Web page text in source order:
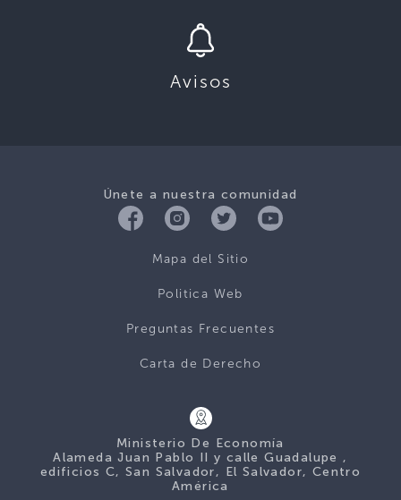
Avisos
Únete a nuestra comunidad
Mapa del Sitio
Politica Web
Preguntas Frecuentes
Carta de Derecho
Ministerio De Economía
Alameda Juan Pablo II y calle Guadalupe ,
edificios C, San Salvador, El Salvador, Centro
América